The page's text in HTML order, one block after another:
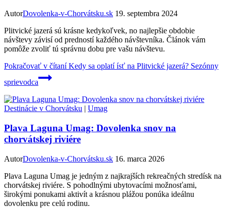
AutorDovolenka-v-Chorvátsku.sk 19. septembra 2024
Plitvické jazerá sú krásne kedykoľvek, no najlepšie obdobie
návštevy závisí od predností každého návštevníka. Článok vám
pomôže zvoliť tú správnu dobu pre vašu návštevu.
Pokračovať v čítaníKedy sa oplatí ísť na Plitvické jazerá? Sezónny
sprievodca
Destinácie v Chorvátsku | Umag
Plava Laguna Umag: Dovolenka snov na
chorvátskej riviére
AutorDovolenka-v-Chorvátsku.sk 16. marca 2026
Plava Laguna Umag je jedným z najkrajších rekreačných stredísk na
chorvátskej riviére. S pohodlnými ubytovacími možnosťami,
širokými ponukami aktivít a krásnou plážou ponúka ideálnu
dovolenku pre celú rodinu.